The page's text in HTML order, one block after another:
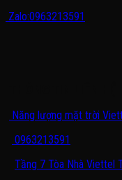
Zalo:0963213591
Năng lượng mặt trời
0963213591
Tầng 7 Tòa Nhà Viettel